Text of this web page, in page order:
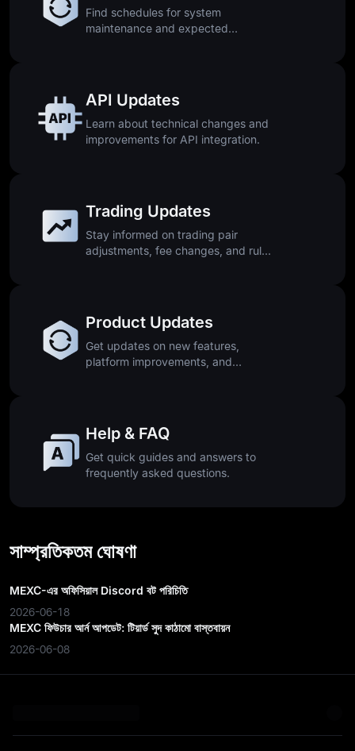
Find schedules for system
maintenance and expected
API Updates
Learn about technical changes and
improvements for API integration.
Trading Updates
Stay informed on trading pair
adjustments, fee changes, and rule
Product Updates
Get updates on new features,
platform improvements, and
Help & FAQ
Get quick guides and answers to
frequently asked questions.
সাম্প্রতিকতম ঘোষণা
MEXC-এর অফিসিয়াল Discord বট পরিচিতি
2026-06-18
MEXC ফিউচার আর্ন আপডেট: টিয়ার্ড সুদ কাঠামো বাস্তবায়ন
2026-06-08